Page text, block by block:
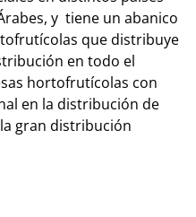
y tiene un abanico
que distribuye
en todo el
hortofrutícolas con
en la distribución de
gran distribución